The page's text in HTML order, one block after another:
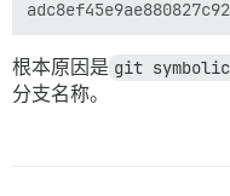
根本原因是 git
分支名称。